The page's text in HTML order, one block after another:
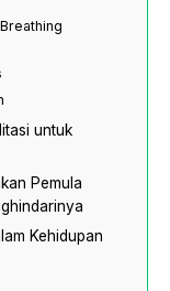
untuk
Pemula
Kehidupan